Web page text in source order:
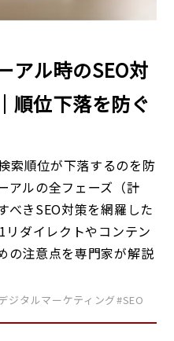
アル時のSEO対
順位下落を防ぐ
索順位が下落するのを防
アルの全フェーズ（計
べきSEO対策を網羅した
ダイレクトやコンテン
の注意点を専門家が解説
ジタルマーケティング#SEO